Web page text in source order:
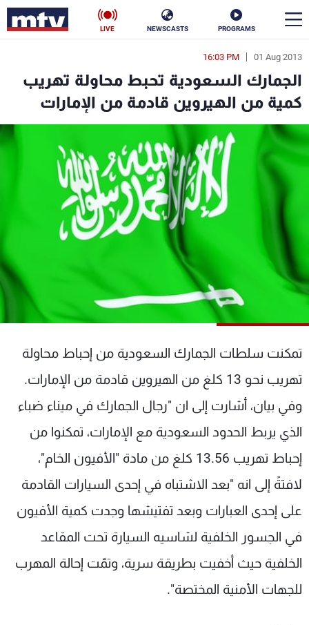
PROGRAMS
NEWSCASTS
LIVE
01 Aug 2013
16:03 PM
الجمارك السعودية تحبط محاولة تهريب
كمية من الهيروين قادمة من الإمارات
تمكنت سلطات الجمارك السعودية من إحباط محاولة
تهريب نحو 13 كلغ من الهيروين قادمة من الإمارات.
وفي بيان، أشارت إلى ان "رجال الجمارك في ميناء ضباء
الذي يربط الحدود السعودية مع الإمارات، تمكنوا من
إحباط تهريب 13.56 كلغ من مادة "الأفيون الخام"،
لافتةً إلى انه "بعد الاشتباه في إحدى السيارات القادمة
على إحدى العبارات وبعد تفتيشها وجدت كمية الأفيون
في الجسور الخلفية لشاسيه السيارة تحت المقاعد
الخلفية حيث أخفيت بطريقة سرية، وتمّت إحالة المهرب
للجهات الأمنية المختصة".
en
الأخبار
سياسة ناس
إقتصاد فن
رياضة
كأس العالم
البرامج
جدول البرامج
شاهد البرامج
عن MTV
الإنـتـاج
لاعلاناتكم
وظائف
تواصل معنا
شروط الإسـتخدام
سياسة الخصوصية